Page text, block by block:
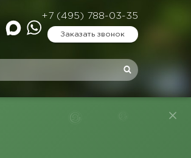
+7 (495) 788-03-35
Заказать звонок